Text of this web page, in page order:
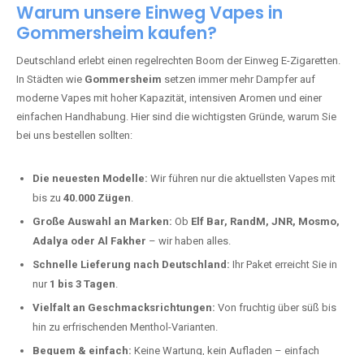
Warum unsere Einweg Vapes in
Gommersheim kaufen?
Deutschland erlebt einen regelrechten Boom der Einweg E-Zigaretten.
In Städten wie Gommersheim setzen immer mehr Dampfer auf
moderne Vapes mit hoher Kapazität, intensiven Aromen und einer
einfachen Handhabung. Hier sind die wichtigsten Gründe, warum Sie
bei uns bestellen sollten:
Die neuesten Modelle: Wir führen nur die aktuellsten Vapes mit
bis zu 40.000 Zügen.
Große Auswahl an Marken: Ob Elf Bar, RandM, JNR, Mosmo,
Adalya oder Al Fakher – wir haben alles.
Schnelle Lieferung nach Deutschland: Ihr Paket erreicht Sie in
nur 1 bis 3 Tagen.
Vielfalt an Geschmacksrichtungen: Von fruchtig über süß bis
hin zu erfrischenden Menthol-Varianten.
Bequem & einfach: Keine Wartung, kein Aufladen – einfach